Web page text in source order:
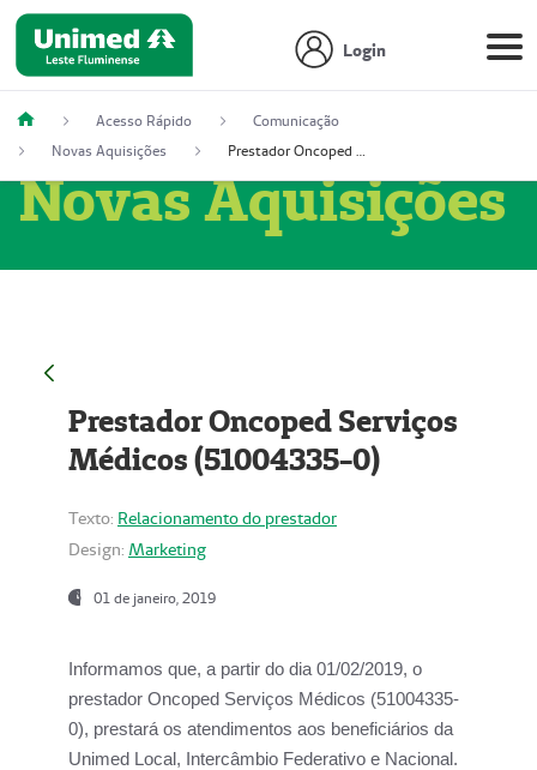
Login
Acesso Rápido
Comunicação
Novas Aquisições
Prestador Oncoped Serviços Médicos (51004335-0)
Novas Aquisições
Prestador Oncoped Serviços
Médicos (51004335-0)
Texto: Relacionamento do prestador
Design: Marketing
01 de janeiro, 2019
Informamos que, a partir do dia 01/02/2019, o
prestador Oncoped Serviços Médicos (51004335-
0), prestará os atendimentos aos beneficiários da
Unimed Local, Intercâmbio Federativo e Nacional.